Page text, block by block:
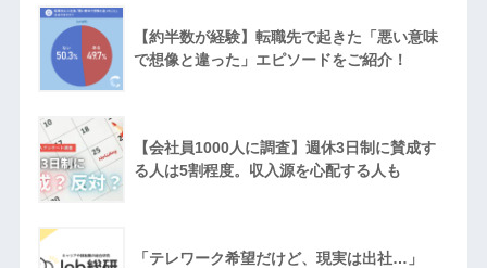
【約半数が経験】転職先で起きた「悪い意味
で想像と違った」エピソードをご紹介！
【会社員1000人に調査】週休3日制に賛成す
る人は5割程度。収入源を心配する人も
「テレワーク希望だけど、現実は出社…」